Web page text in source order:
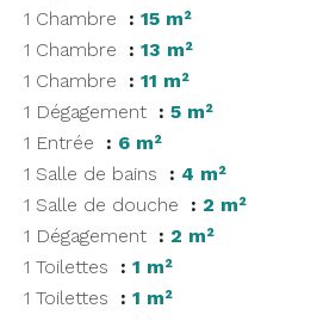
1 Chambre
15 m²
1 Chambre
13 m²
1 Chambre
11 m²
1 Dégagement
5 m²
1 Entrée
6 m²
1 Salle de bains
4 m²
1 Salle de douche
2 m²
1 Dégagement
2 m²
1 Toilettes
1 m²
1 Toilettes
1 m²